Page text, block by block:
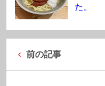
た。
前の記事